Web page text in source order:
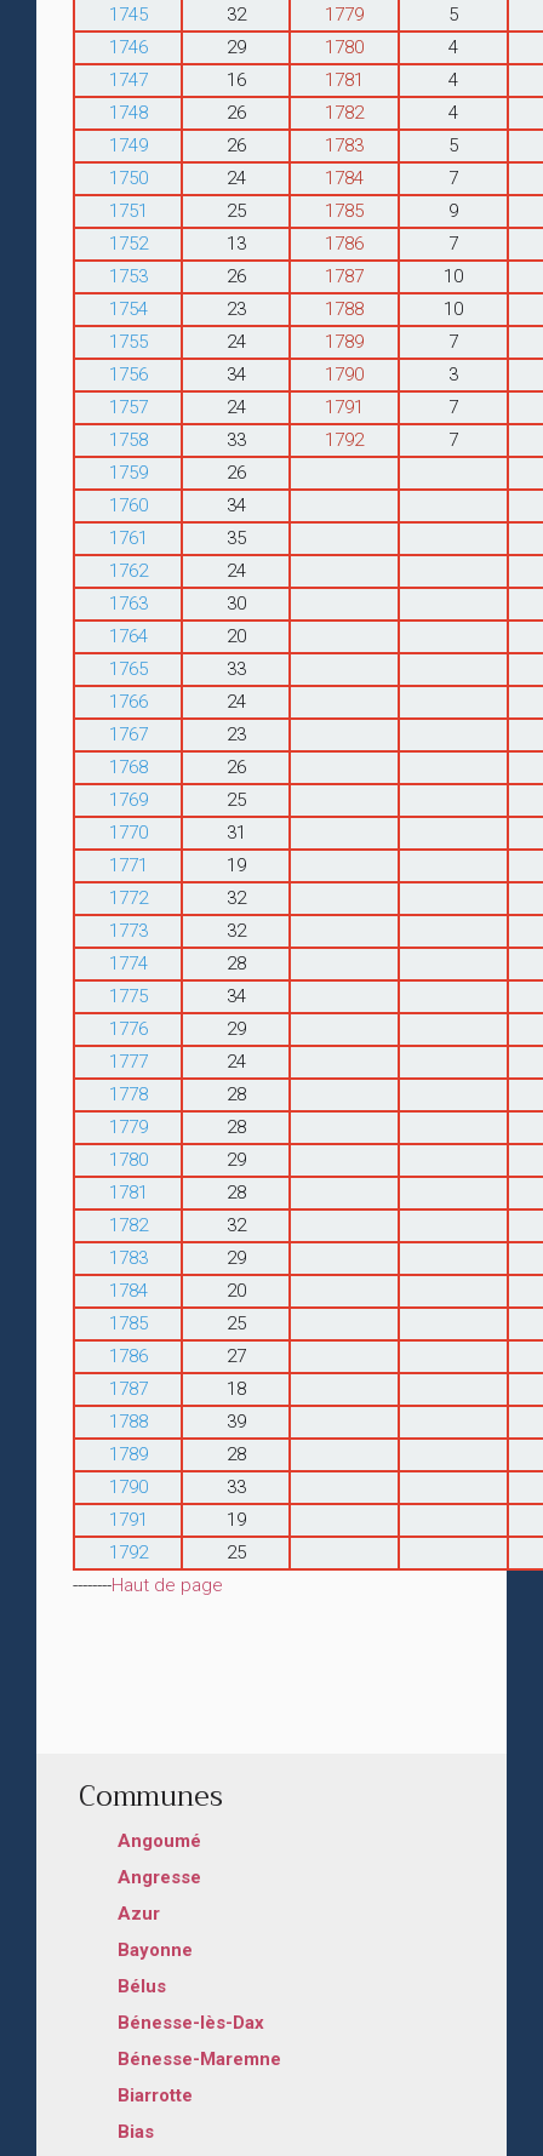
Communes
Angoumé
Angresse
Azur
Bayonne
Bélus
Bénesse-lès-Dax
Bénesse-Maremne
Biarrotte
Bias
1745 32 1779
5
1746
29 1780
4
1747
16 1781
4
1748
26 1782
4
1749
26 1783
5
1750
24 1784
7
1751
25 1785
9
1752
13 1786
7
1753
26 1787
10
1754
23 1788
10
1755
24 1789
7
1756
34 1790
3
1757
24 1791
7
1758
33 1792
7
1759
26
1760
34
1761
35
1762
24
1763
30
1764
20
1765
33
1766
24
1767
23
1768
26
1769
25
1770
31
1771
19
1772
32
1773
32
1774
28
1775
34
1776
29
1777
24
1778
28
1779
28
1780
29
1781
28
1782
32
1783
29
1784
20
1785
25
1786
27
1787
18
1788
39
1789
28
1790
33
1791
19
1792
25
--------Haut de page